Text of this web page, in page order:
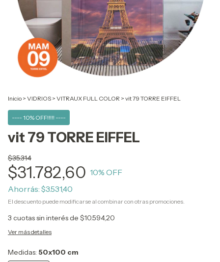
Inicio > VIDRIOS > VITRAUX FULL COLOR > vit 79 TORRE EIFFEL
---- 10% OFF!!!!! ----
vit 79 TORRE EIFFEL
$35.314
$31.782,60 10% OFF
Ahorrás: $3.531,40
El descuento puede modificarse al combinar con otras promociones.
3 cuotas sin interés de $10.594,20
Ver más detalles
Medidas: 50x100 cm